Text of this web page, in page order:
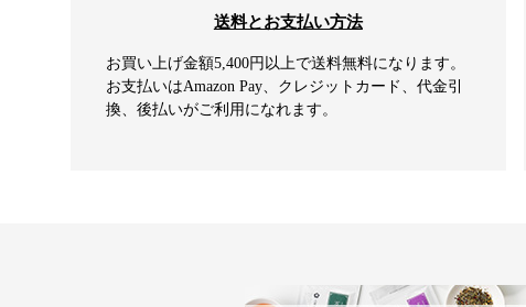
送料とお支払い方法
お買い上げ金額5,400円以上で送料無料になります。
お支払いはAmazon Pay、クレジットカード、代金引
換、後払いがご利用になれます。